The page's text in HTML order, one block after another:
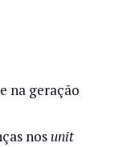
na geração
nos unit